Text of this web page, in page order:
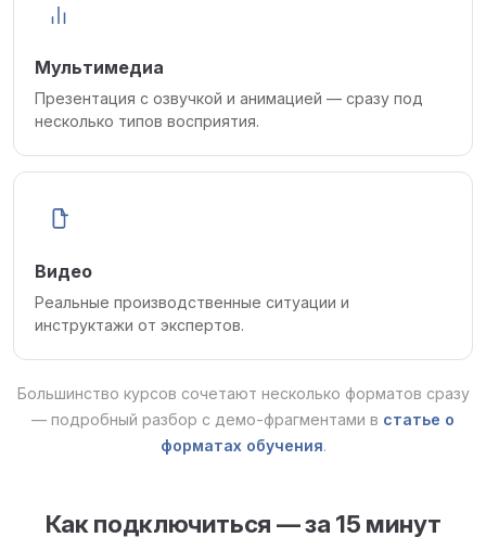
Мультимедиа
Презентация с озвучкой и анимацией — сразу под
несколько типов восприятия.
Видео
Реальные производственные ситуации и
инструктажи от экспертов.
Большинство курсов сочетают несколько форматов сразу
— подробный разбор с демо-фрагментами в статье о
форматах обучения.
Как подключиться — за 15 минут